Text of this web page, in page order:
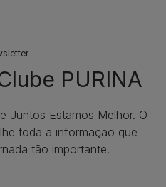
PURINA
Juntos Estamos Melhor. O
toda a informação que
tão importante.